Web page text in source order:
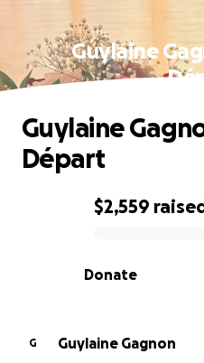
Guylaine
0% complete
$2,559
Donate
Guylaine
Départ
G
Guylaine Gagnon